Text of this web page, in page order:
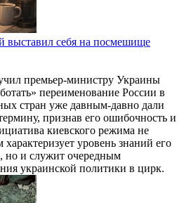
выставил себя на посмешище
премьер-министру Украины
переименование России в
стран уже давным-давно дали
признав его ошибочность и
киевского режима не
уровень знаний его
но и служит очередным
украинской политики в цирк.